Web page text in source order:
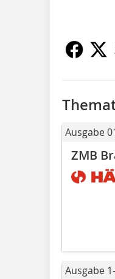
Ausgabe
ZMB
Ausgabe